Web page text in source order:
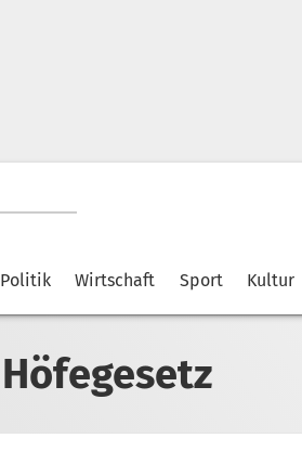
Politik Wirtschaft Sport Kultur
Höfegesetz